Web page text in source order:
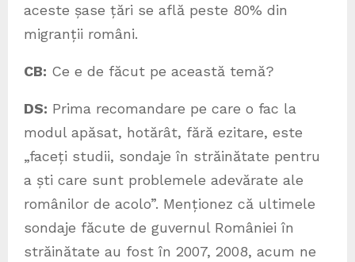
aceste șase țări se află peste 80% din
migranții români.
CB: Ce e de făcut pe această temă?
DS: Prima recomandare pe care o fac la
modul apăsat, hotărât, fără ezitare, este
„faceți studii, sondaje în străinătate pentru
a ști care sunt problemele adevărate ale
românilor de acolo”. Menționez că ultimele
sondaje făcute de guvernul României în
străinătate au fost în 2007, 2008, acum ne